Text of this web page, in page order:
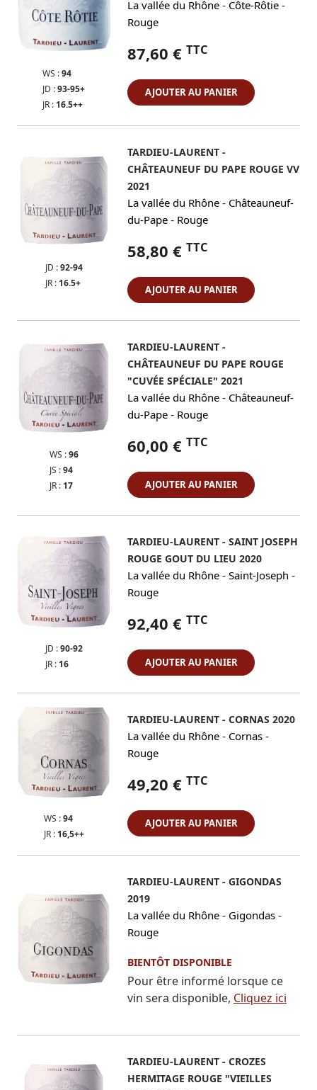
WS :94
JD :93-95+
JR : 16.5++
La vallée du Rhône - Côte-Rôtie -
Rouge
87,60 € TTC
AJOUTER AU PANIER
JD :92-94
JR : 16.5+
TARDIEU-LAURENT -
CHÂTEAUNEUF DU PAPE ROUGE VV
2021
La vallée du Rhône - Châteauneuf-
du-Pape - Rouge
58,80 € TTC
AJOUTER AU PANIER
WS :96
JS :94
JR : 17
TARDIEU-LAURENT -
CHÂTEAUNEUF DU PAPE ROUGE
"CUVÉE SPÉCIALE" 2021
La vallée du Rhône - Châteauneuf-
du-Pape - Rouge
60,00 € TTC
AJOUTER AU PANIER
JD :90-92
JR : 16
TARDIEU-LAURENT - SAINT JOSEPH
ROUGE GOUT DU LIEU 2020
La vallée du Rhône - Saint-Joseph -
Rouge
92,40 € TTC
AJOUTER AU PANIER
WS :94
JR : 16,5++
TARDIEU-LAURENT - CORNAS 2020
La vallée du Rhône - Cornas -
Rouge
49,20 € TTC
AJOUTER AU PANIER
TARDIEU-LAURENT - GIGONDAS
2019
La vallée du Rhône - Gigondas -
Rouge
BIENTÔT DISPONIBLE
Pour être informé lorsque ce
vin sera disponible, Cliquez ici
TARDIEU-LAURENT - CROZES
HERMITAGE ROUGE "VIEILLES